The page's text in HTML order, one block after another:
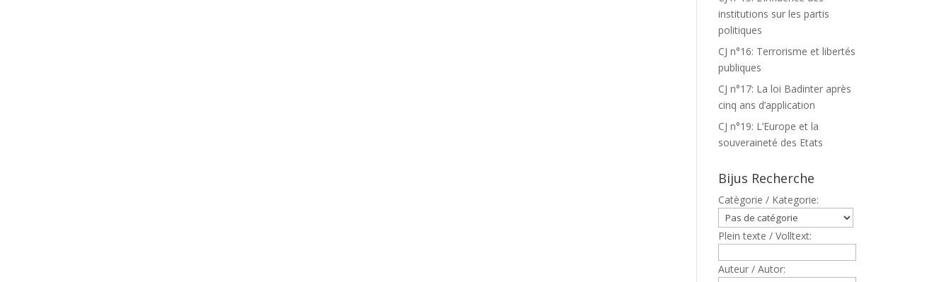
institutions sur les partis
politiques
CJ n°16: Terrorisme et libertés
publiques
CJ n°17: La loi Badinter après
cinq ans d’application
CJ n°19: L’Europe et la
souveraineté des Etats
Bijus Recherche
Catègorie / Kategorie:
Plein texte / Volltext:
Auteur / Autor: